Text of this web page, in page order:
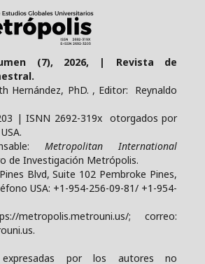
(7), 2026, | Revista de
Hernández, PhD. , Editor: Reynaldo
| ISNN 2692-319x otorgados por
Metropolitan International
de Investigación Metrópolis.
Blvd, Suite 102 Pembroke Pines,
USA: +1-954-256-09-81/ +1-954-
metropolis.metrouni.us/; correo:
por los autores no